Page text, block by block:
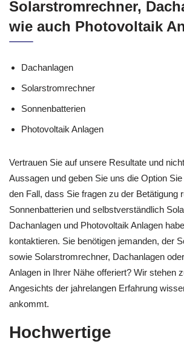
Solarstromrechner,
wie auch Photovoltaik
Dachanlagen
Solarstromrechner
Sonnenbatterien
Photovoltaik Anlagen
Vertrauen Sie auf unsere Resultate und
Aussagen und geben Sie uns die Option
den Fall, dass Sie fragen zu der Betätigung
Sonnenbatterien und selbstverständlich
Dachanlagen und Photovoltaik Anlagen
kontaktieren. Sie benötigen jemanden, der
sowie Solarstromrechner, Dachanlagen
Anlagen in Ihrer Nähe offeriert? Wir stehen
Angesichts der jahrelangen Erfahrung
ankommt.
Hochwertige